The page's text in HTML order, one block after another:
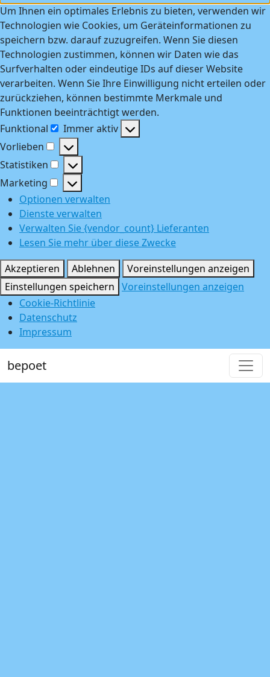
Um Ihnen ein optimales Erlebnis zu bieten, verwenden wir
Technologien wie Cookies, um Geräteinformationen zu
speichern bzw. darauf zuzugreifen. Wenn Sie diesen
Technologien zustimmen, können wir Daten wie das
Surfverhalten oder eindeutige IDs auf dieser Website
verarbeiten. Wenn Sie Ihre Einwilligung nicht erteilen oder
zurückziehen, können bestimmte Merkmale und
Funktionen beeinträchtigt werden.
Funktional
Funktional
Immer aktiv
Vorlieben
Vorlieben
Statistiken
Statistiken
Marketing
Marketing
Optionen verwalten
Dienste verwalten
Verwalten Sie {vendor_count} Lieferanten
Lesen Sie mehr über diese Zwecke
Akzeptieren
Ablehnen
Voreinstellungen anzeigen
Einstellungen speichern Voreinstellungen anzeigen
Cookie-Richtlinie
Datenschutz
Impressum
bepoet